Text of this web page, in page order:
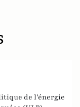
de l’énergie